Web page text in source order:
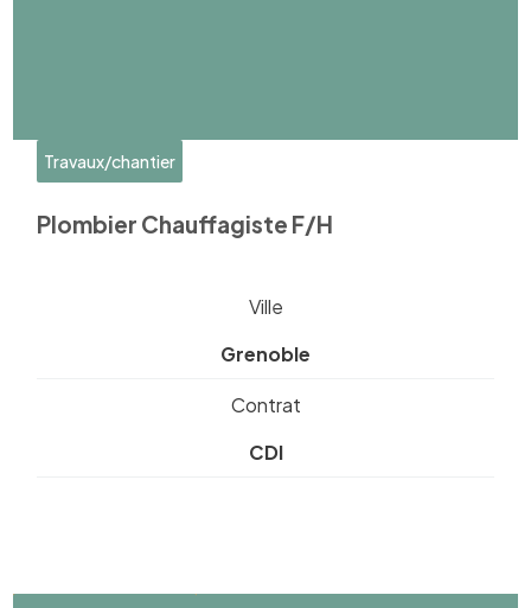
Travaux/chantier
Plombier Chauffagiste F/H
Ville
Grenoble
Contrat
CDI